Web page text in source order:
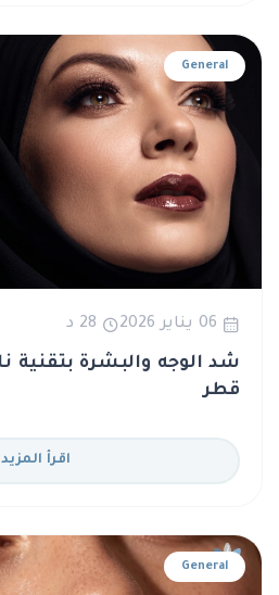
General
06 يناير 2026 28 د
قطر
اقرأ المزيد
General